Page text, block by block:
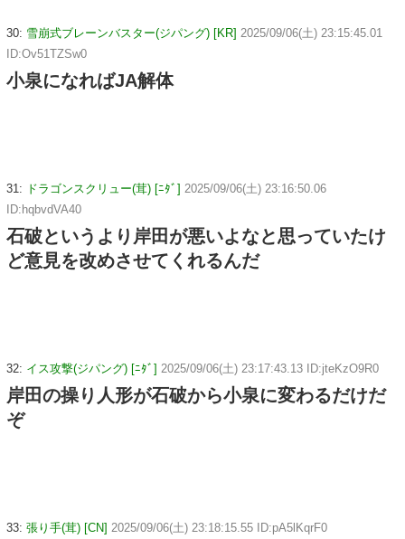
30: 雪崩式ブレーンバスター(ジパング) [KR] 2025/09/06(土) 23:15:45.01
ID:Ov51TZSw0
小泉になればJA解体
31: ドラゴンスクリュー(茸) [ﾆﾀﾞ] 2025/09/06(土) 23:16:50.06
ID:hqbvdVA40
石破というより岸田が悪いよなと思っていたけ
ど意見を改めさせてくれるんだ
32: イス攻撃(ジパング) [ﾆﾀﾞ] 2025/09/06(土) 23:17:43.13 ID:jteKzO9R0
岸田の操り人形が石破から小泉に変わるだけだ
ぞ
33: 張り手(茸) [CN] 2025/09/06(土) 23:18:15.55 ID:pA5lKqrF0